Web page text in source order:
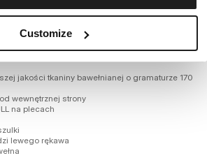
Customizegrubości i regularnym
jakości tkaniny bawełnianej o gramaturze 170
wewnętrznej strony
na plecach
lewego rękawa